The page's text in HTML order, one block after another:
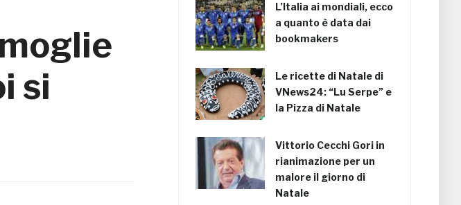
si
L’Italia ai mondiali, ecco
a quanto è data dai
bookmakers
Le ricette di Natale di
VNews24: “Lu Serpe” e
la Pizza di Natale
Vittorio Cecchi Gori in
rianimazione per un
malore il giorno di
Natale